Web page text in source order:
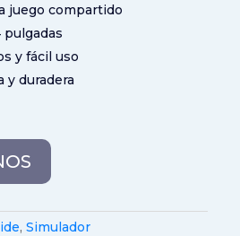
juego compartido
pulgadas
y fácil uso
y duradera
, Simulador